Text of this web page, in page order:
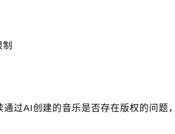
通过AI创建的音乐是否存在版权的问题